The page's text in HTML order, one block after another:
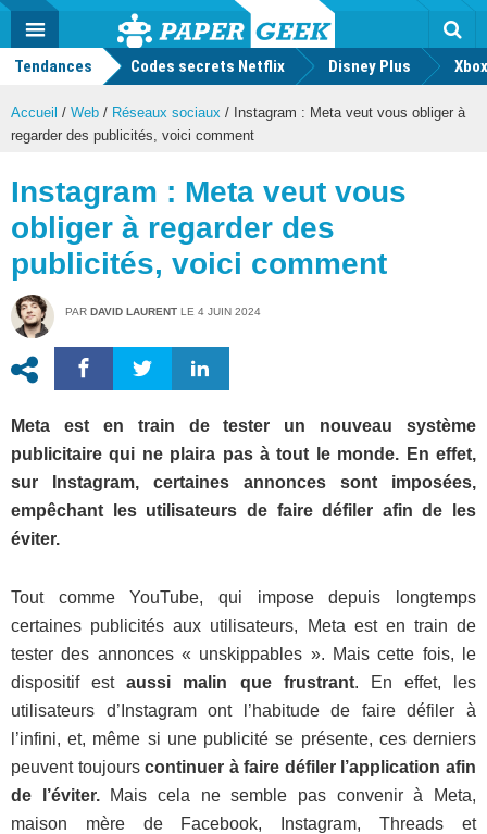
Actu
geek
MENU
Tendances Codes secrets Netflix Disney Plus
Accueil / Web / Réseaux sociaux / Instagram : Meta veut vous obliger à
regarder des publicités, voici comment
Instagram : Meta veut vous
obliger à regarder des
publicités, voici comment
PAR DAVID LAURENT LE 4 JUIN 2024
Meta est en train de tester un nouveau système
publicitaire qui ne plaira pas à tout le monde. En effet,
sur Instagram, certaines annonces sont imposées,
empêchant les utilisateurs de faire défiler afin de les
éviter.
Tout comme YouTube, qui impose depuis longtemps
certaines publicités aux utilisateurs, Meta est en train de
tester des annonces « unskippables ». Mais cette fois, le
dispositif estaussi malin que frustrant. En effet, les
utilisateurs d’Instagram ont l’habitude de faire défiler à
l’infini, et, même si une publicité se présente, ces derniers
peuvent toujourscontinuer à faire défiler l’application afin
de l’éviter.Mais cela ne semble pas convenir à Meta,
maison mère de Facebook, Instagram, Threads et
Mode
FacebookTwitter Youtube